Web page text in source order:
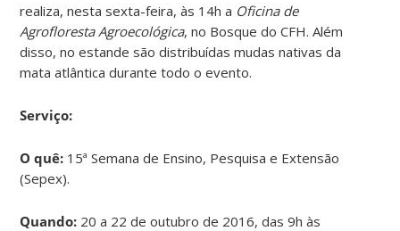
realiza, nesta sexta-feira, às 14h a Oficina de
Agrofloresta Agroecológica, no Bosque do CFH. Além
disso, no estande são distribuídas mudas nativas da
mata atlântica durante todo o evento.
Serviço:
O quê: 15ª Semana de Ensino, Pesquisa e Extensão
(Sepex).
Quando: 20 a 22 de outubro de 2016, das 9h às